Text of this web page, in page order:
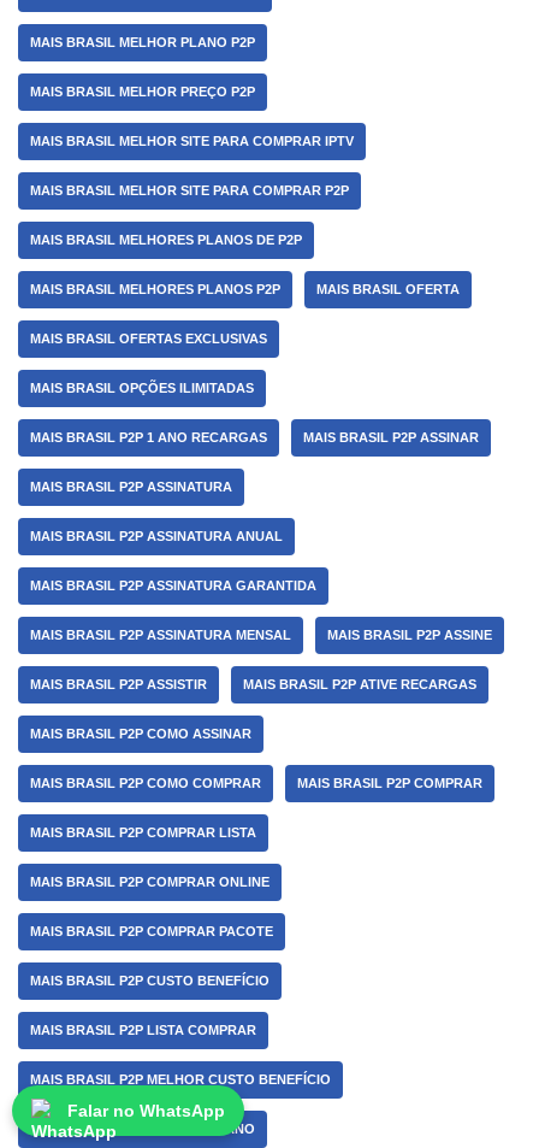
MAIS BRASIL MELHOR PLANO P2P
MAIS BRASIL MELHOR PREÇO P2P
MAIS BRASIL MELHOR SITE PARA COMPRAR IPTV
MAIS BRASIL MELHOR SITE PARA COMPRAR P2P
MAIS BRASIL MELHORES PLANOS DE P2P
MAIS BRASIL MELHORES PLANOS P2P MAIS BRASIL OFERTA
MAIS BRASIL OFERTAS EXCLUSIVAS
MAIS BRASIL OPÇÕES ILIMITADAS
MAIS BRASIL P2P 1 ANO RECARGAS MAIS BRASIL P2P ASSINAR
MAIS BRASIL P2P ASSINATURA
MAIS BRASIL P2P ASSINATURA ANUAL
MAIS BRASIL P2P ASSINATURA GARANTIDA
MAIS BRASIL P2P ASSINATURA MENSAL MAIS BRASIL P2P ASSINE
MAIS BRASIL P2P ASSISTIR MAIS BRASIL P2P ATIVE RECARGAS
MAIS BRASIL P2P COMO ASSINAR
MAIS BRASIL P2P COMO COMPRAR MAIS BRASIL P2P COMPRAR
MAIS BRASIL P2P COMPRAR LISTA
MAIS BRASIL P2P COMPRAR ONLINE
MAIS BRASIL P2P COMPRAR PACOTE
MAIS BRASIL P2P CUSTO BENEFÍCIO
MAIS BRASIL P2P LISTA COMPRAR
MAIS BRASIL P2P MELHOR CUSTO BENEFÍCIO
MAIS BRASIL P2P MELHOR PLANO
Falar no WhatsApp